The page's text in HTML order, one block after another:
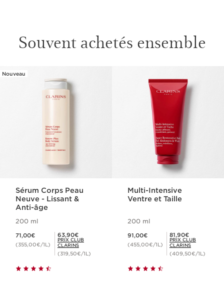
Souvent achetés ensemble
ALLER AU CONTENU
Nouveau
Sérum Corps Peau
Neuve - Lissant &
Anti-âge
200 ml
71,00€
(355,00€/1L)
Prix Club Clarins 63,90€
63,90€
PRIX CLUB
CLARINS
(319,50€/1L)
Multi-Intensive
Ventre et Taille
200 ml
91,00€
(455,00€/1L)
Prix Club Clarins 81,90€
81,90€
PRIX CLUB
CLARINS
(409,50€/1L)